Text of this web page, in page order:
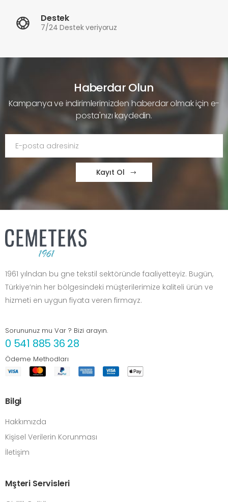
Destek
7/24 Destek veriyoruz
Haberdar Olun
Kampanya ve indirimlerimizden haberdar olmak için e-
posta'nızı kaydedin.
Kayıt Ol
1961 yılndan bu gne tekstil sektöründe faaliyetteyiz. Bugün,
Türkiye’nin her bölgesindeki müşterilerimize kaliteli ürün ve
hizmeti en uygun fiyata veren firmayz.
Sorununuz mu Var ? Bizi arayın.
0 541 885 36 28
Ödeme Methodları
Bilgi
Hakkımızda
Kişisel Verilerin Korunması
İletişim
Mşteri Servisleri